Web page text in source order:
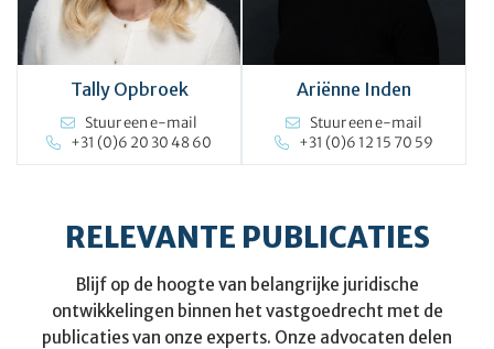
Tally Opbroek
Stuur een e-mail
+31 (0)6 20 30 48 60
Ariënne Inden
Stuur een e-mail
+31 (0)6 12 15 70 59
RELEVANTE PUBLICATIES
Blijf op de hoogte van belangrijke juridische
ontwikkelingen binnen het vastgoedrecht met de
publicaties van onze experts. Onze advocaten delen